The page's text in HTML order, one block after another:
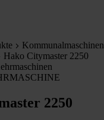
Kommunalmaschinen
Hako Citymaster 2250
2250